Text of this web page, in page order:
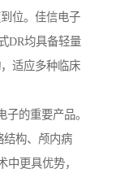
位。佳信电子
DR均具备轻量
适应多种临床
的重要产品。
结构、颅内病
中更具优势，